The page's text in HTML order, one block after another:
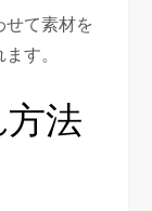
て素材を
す。
法